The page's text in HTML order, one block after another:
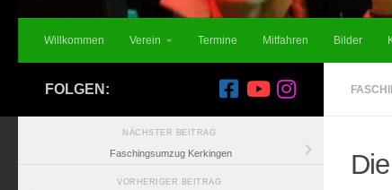
Willkommen Verein Termine Mitfahren Bilder
FOLGEN:
NÄCHSTER BEITRAG
Faschingsumzug Kerkingen
VORHERIGER BEITRAG